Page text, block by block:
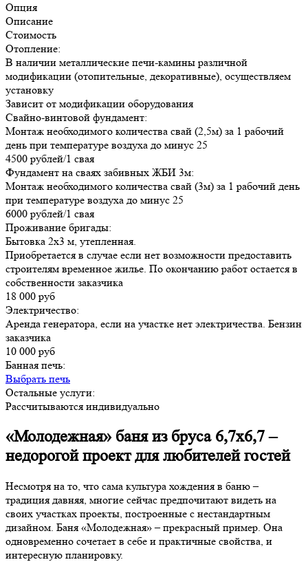
Опция
Описание
Стоимость
Отопление:
В наличии металлические печи-камины различной
модификации (отопительные, декоративные), осуществляем
установку
Зависит от модификации оборудования
Свайно-винтовой фундамент:
Монтаж необходимого количества свай (2,5м) за 1 рабочий
день при температуре воздуха до минус 25
4500 рублей/1 свая
Фундамент на сваях забивных ЖБИ 3м:
Монтаж необходимого количества свай (3м) за 1 рабочий день
при температуре воздуха до минус 25
6000 рублей/1 свая
Проживание бригады:
Бытовка 2х3 м, утепленная.
Приобретается в случае если нет возможности предоставить
строителям временное жилье. По окончанию работ остается в
собственности заказчика
18 000 руб
Электричество:
Аренда генератора, если на участке нет электричества. Бензин
заказчика
10 000 руб
Банная печь:
Выбрать печь
Остальные услуги:
Рассчитываются индивидуально
«Молодежная» баня из бруса 6,7х6,7 –
недорогой проект для любителей гостей
Несмотря на то, что сама культура хождения в баню –
традиция давняя, многие сейчас предпочитают видеть на
своих участках проекты, построенные с нестандартным
дизайном. Баня «Молодежная» – прекрасный пример. Она
одновременно сочетает в себе и практичные свойства, и
интересную планировку.